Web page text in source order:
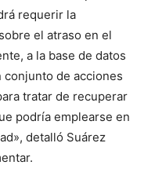
requerir la
el atraso en el
a la base de datos
conjunto de acciones
tratar de recuperar
podría emplearse en
detalló Suárez